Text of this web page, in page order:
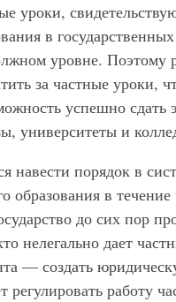
уроки,
в
уровне. Поэтому
за частные уроки,
успешно сдать
университеты и
навести порядок в
образования в течение
до сих пор
нелегально дает
— создать
регулировать работу